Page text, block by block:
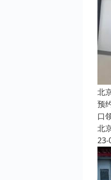
北
预
口
北
23-